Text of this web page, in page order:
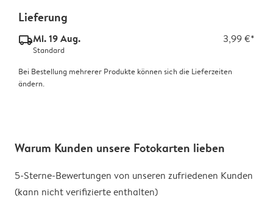
Lieferung
delivery_standard_v2Mi. 19 Aug. 3,99 €*
Standard
Bei Bestellung mehrerer Produkte können sich die Lieferzeiten
ändern.
Warum Kunden unsere Fotokarten lieben
5-Sterne-Bewertungen von unseren zufriedenen Kunden
(kann nicht verifizierte enthalten)